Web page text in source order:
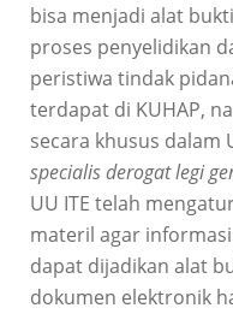
bisa menjadi alat
proses penyelidikan
peristiwa tindak
terdapat di KUHAP,
secara khusus dalam
specialis derogat legi
UU ITE telah
materil agar
dapat dijadikan alat
dokumen elektronik